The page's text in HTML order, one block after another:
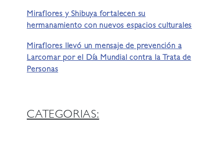
Miraflores y Shibuya fortalecen su
hermanamiento con nuevos espacios culturales
Miraflores llevó un mensaje de prevención a
Larcomar por el Día Mundial contra la Trata de
Personas
CATEGORIAS: